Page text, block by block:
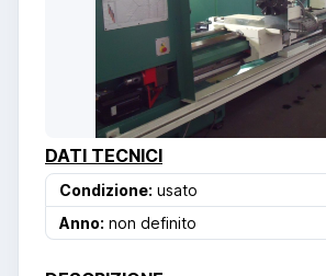
DATI TECNICI
Condizione: usato
Anno: non definito